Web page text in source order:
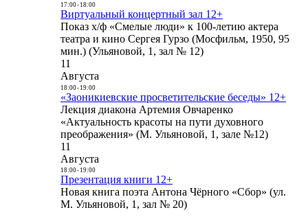
17:00- 18:00
Виртуальный концертный зал 12+
Показ х/ф «Смелые люди» к 100-летию актера
театра и кино Сергея Гурзо (Мосфильм, 1950, 95
мин.) (Ульяновой, 1, зал № 12)
11
Августа
18:00- 19:00
«Заоникиевские просветительские беседы» 12+
Лекция диакона Артемия Овчаренко
«Актуальность красоты на пути духовного
преображения» (М. Ульяновой, 1, зале №12)
11
Августа
18:00- 19:00
Презентация книги 12+
Новая книга поэта Антона Чёрного «Сбор» (ул.
М. Ульяновой, 1, зал № 20)